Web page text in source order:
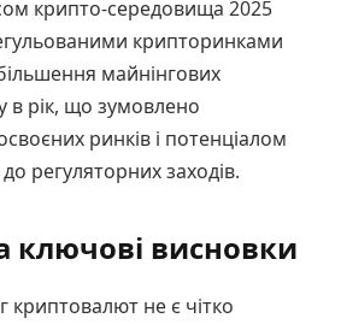
крипто-середовища 2025
крипторинками
майнінгових
в рік, що зумовлено
ринків і потенціалом
регуляторних заходів.
ключові висновки
криптовалют не є чітко